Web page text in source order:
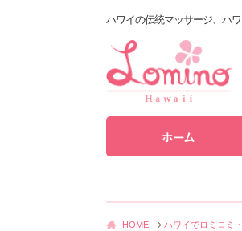
ハワイの伝統マッサージ、ハ
HOME ハワイでロミロミ